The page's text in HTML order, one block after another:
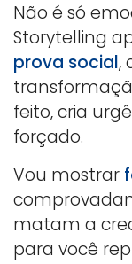
Não é só
Storytelling
prova social,
feito, cria
forçado.
Vou mostrar
matam a
para você